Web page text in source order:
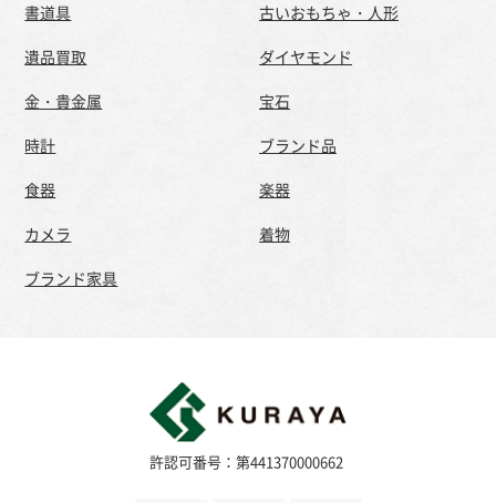
書道具
古いおもちゃ・人形
遺品買取
ダイヤモンド
金・貴金属
宝石
時計
ブランド品
食器
楽器
カメラ
着物
ブランド家具
許認可番号：第441370000662